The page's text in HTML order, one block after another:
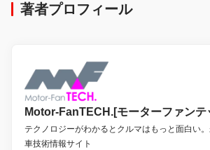
著者プロフィール
Motor-FanTECH.[モーターファンテ
テクノロジーがわかるとクルマはもっと面白い
車技術情報サイト